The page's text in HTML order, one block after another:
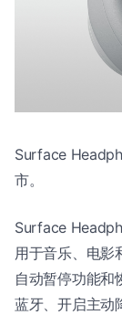
Surface
市。
Surface
用于音乐、电影
自动暂停功能和
蓝牙、开启主动